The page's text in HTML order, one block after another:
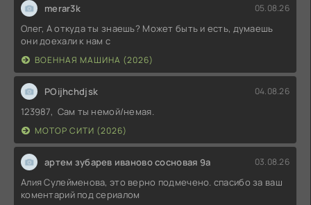
merar3k 05.08.26
Олег, А откуда ты знаешь? Может быть и есть, думаешь
они доехали к нам с
ВОЕННАЯ МАШИНА (2026)
POijhchdjsk 04.08.26
123987, Сам ты немой/немая.
МОТОР СИТИ (2026)
артем зубарев иваново сосновая 9а 03.08.26
Алия Сулейменова, это верно подмечено. спасибо за ваш
коментарий под сериалом